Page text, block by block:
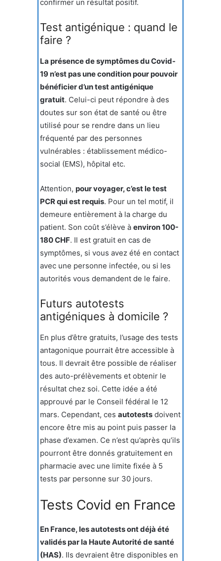
confirmer un résultat positif.
Test antigénique : quand le
faire ?
La présence de symptômes du Covid-
19 n’est pas une condition pour pouvoir
bénéficier d’un test antigénique
gratuit. Celui-ci peut répondre à des
doutes sur son état de santé ou être
utilisé pour se rendre dans un lieu
fréquenté par des personnes
vulnérables : établissement médico-
social (EMS), hôpital etc.
Attention, pour voyager, c’est le test
PCR qui est requis. Pour un tel motif, il
demeure entièrement à la charge du
patient. Son coût s’élève à environ 100-
180 CHF. Il est gratuit en cas de
symptômes, si vous avez été en contact
avec une personne infectée, ou si les
autorités vous demandent de le faire.
Futurs autotests
antigéniques à domicile ?
En plus d’être gratuits, l’usage des tests
antagonique pourrait être accessible à
tous. Il devrait être possible de réaliser
des auto-prélèvements et obtenir le
résultat chez soi. Cette idée a été
approuvé par le Conseil fédéral le 12
mars. Cependant, ces autotests doivent
encore être mis au point puis passer la
phase d’examen. Ce n’est qu’après qu’ils
pourront être donnés gratuitement en
pharmacie avec une limite fixée à 5
tests par personne sur 30 jours.
Tests Covid en France
En France, les autotests ont déjà été
validés par la Haute Autorité de santé
(HAS). Ils devraient être disponibles en